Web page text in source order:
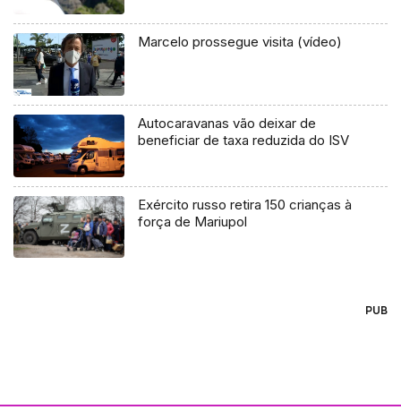
Marcelo prossegue visita (vídeo)
Autocaravanas vão deixar de
beneficiar de taxa reduzida do ISV
Exército russo retira 150 crianças à
força de Mariupol
PUB